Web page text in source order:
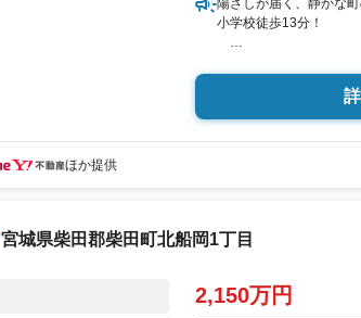
現地のご案内も可能で
陽ざしが届く、静かな
小学校徒歩13分！
医療・買物・自然がほ
IHキッチン×対面カウン
《ご予約・ご案内について
お仕事終わりや、ご出
ほか提供
宮城県柴田郡柴田町北船岡1丁目
2,150万円